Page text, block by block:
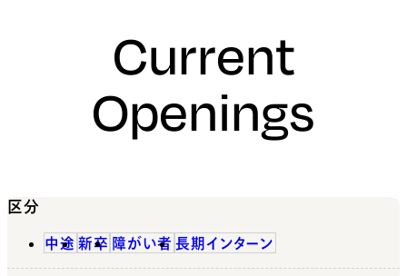
Current
Openings
区分
中途 新卒 障がい者 長期インターン